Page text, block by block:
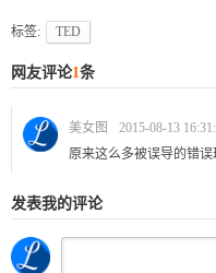
标签: TED
网友评论1条
美女图 2015-08-13
原来这么多被误导的错误
发表我的评论